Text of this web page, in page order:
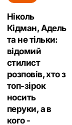
Ніколь
Кідман, Адель
та не тільки:
відомий
стилист
розповів, хто з
топ-зірок
носить
перуки, а в
кого -